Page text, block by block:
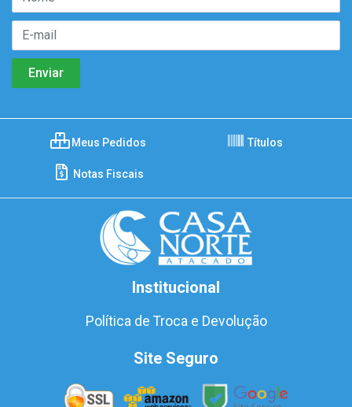
Meus Pedidos Títulos
Notas Fiscais
Institucional
Política de Troca e Devolução
Site Seguro